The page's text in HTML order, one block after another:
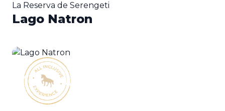
La Reserva de Serengeti
Lago Natron